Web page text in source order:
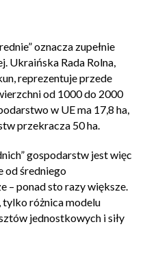
oznacza zupełnie
Ukraińska Rada Rolna,
reprezentuje przede
od 1000 do 2000
w UE ma 17,8 ha,
przekracza 50 ha.
gospodarstw jest więc
od średniego
– ponad sto razy większe.
tylko różnica modelu
jednostkowych i siły